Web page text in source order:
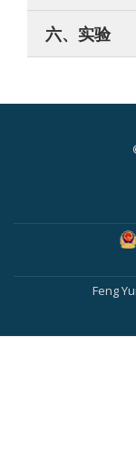
六、实验
级
单
Feng